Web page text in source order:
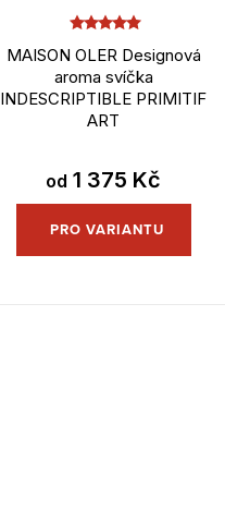
MAISON OLER Designová
aroma svíčka
INDESCRIPTIBLE PRIMITIF
ART
od 1 375 Kč